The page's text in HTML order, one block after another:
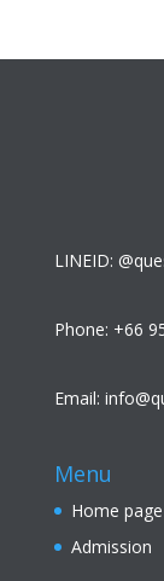
LINEID:
Phone: +66
Email:
Menu
Home page
Admission